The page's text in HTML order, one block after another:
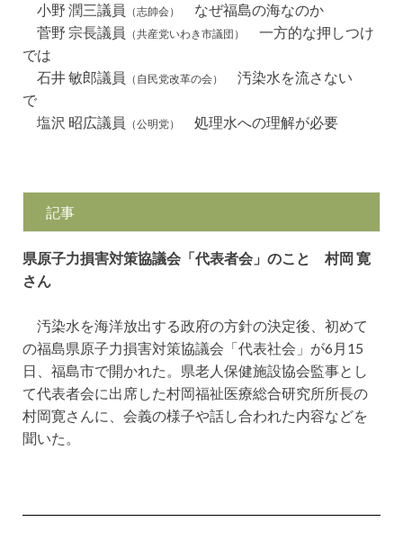
小野 潤三議員 （志帥会）
なぜ福島の海なのか
菅野 宗長議員 （共産党いわき市議団）
一方的な押しつけ
では
石井 敏郎議員 （自民党改革の会）
汚染水を流さない
で
塩沢 昭広議員 （公明党） 処理水への理解が必要
記事
県原子力損害対策協議会「代表者会」のこと 村岡 寛
さん
汚染水を海洋放出する政府の方針の決定後、初めて
の福島県原子力損害対策協議会「代表社会」が6月15
日、福島市で開かれた。県老人保健施設協会監事とし
て代表者会に出席した村岡福祉医療総合研究所所長の
村岡寛さんに、会義の様子や話し合われた内容などを
聞いた。